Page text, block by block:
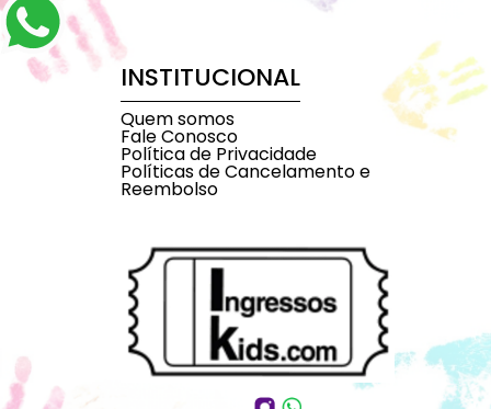
INSTITUCIONAL
Quem somos
Fale Conosco
Política de Privacidade
Políticas de Cancelamento e
Reembolso